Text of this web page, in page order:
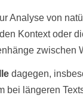
Analyse von
Kontext oder
zwischen
dagegen,
bei längeren